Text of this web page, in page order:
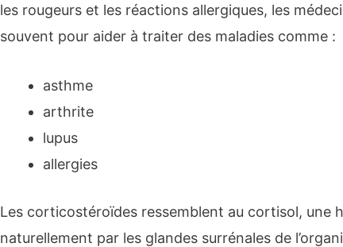
les rougeurs et les réactions allergiques, les
souvent pour aider à traiter des maladies comme :
asthme
arthrite
lupus
allergies
Les corticostéroïdes ressemblent au cortisol, une
naturellement par les glandes surrénales de